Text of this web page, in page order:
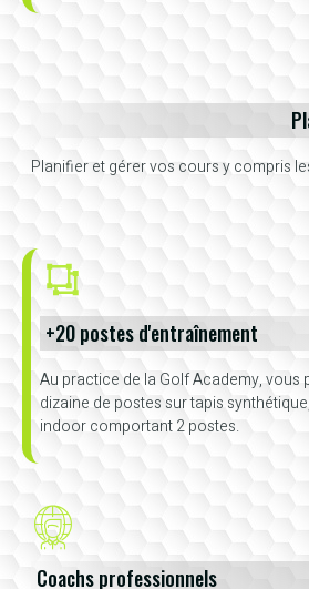
Planifier et gérer vos cours y compris
+20 postes d'entraînement
Au practice de la Golf Academy, vous
dizaine de postes sur tapis
indoor comportant 2 postes.
Coachs professionnels